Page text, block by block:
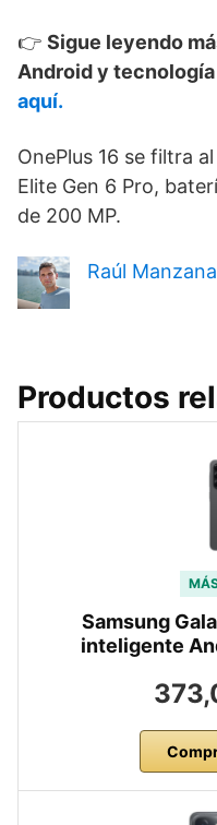
👉 Sigue leyendo
Android y tecnología
aquí.
OnePlus 16 se filtra
Elite Gen 6 Pro,
de 200 MP.
Raúl
Productos
Samsung
inteligente